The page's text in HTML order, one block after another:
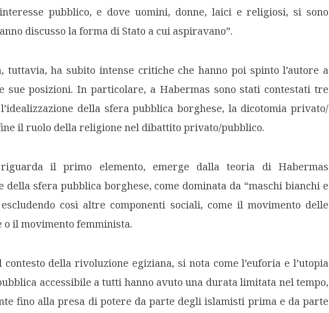
pubblico, e dove uomini, donne, laici e religiosi, si sono
discusso la forma di Stato a cui aspiravano”.
tuttavia, ha subito intense critiche che hanno poi spinto l’autore a
sue posizioni. In particolare, a Habermas sono stati contestati tre
della sfera pubblica borghese, la dicotomia privato/
il ruolo della religione nel dibattito privato/pubblico.
il primo elemento, emerge dalla teoria di Habermas
della sfera pubblica borghese, come dominata da “maschi bianchi e
così altre componenti sociali, come il movimento delle
o il movimento femminista.
contesto della rivoluzione egiziana, si nota come l’euforia e l’utopia
accessibile a tutti hanno avuto una durata limitata nel tempo,
fino alla presa di potere da parte degli islamisti prima e da parte